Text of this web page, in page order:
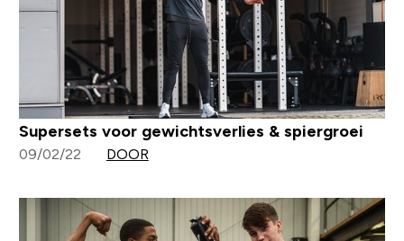
Supersets voor gewichtsverlies & spiergroei
09/02/22 DOOR